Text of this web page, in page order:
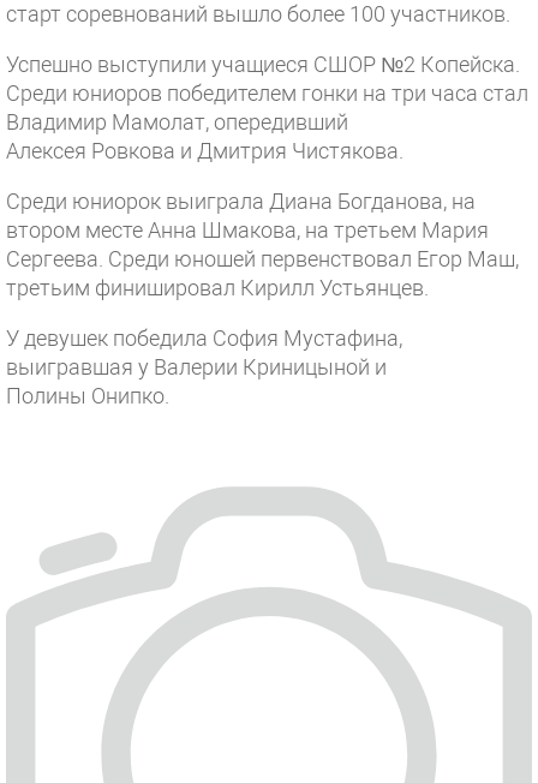
старт соревнований вышло более 100 участников.
Успешно выступили учащиеся СШОР №2 Копейска.
Среди юниоров победителем гонки на три часа стал
Владимир Мамолат, опередивший
Алексея Ровкова и Дмитрия Чистякова.
Среди юниорок выиграла Диана Богданова, на
втором месте Анна Шмакова, на третьем Мария
Сергеева. Среди юношей первенствовал Егор Маш,
третьим финишировал Кирилл Устьянцев.
У девушек победила София Мустафина,
выигравшая у Валерии Криницыной и
Полины Онипко.